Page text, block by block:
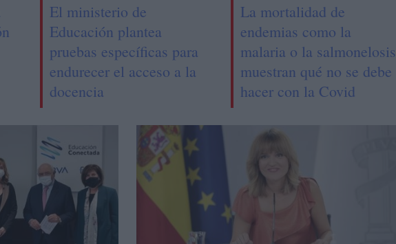
El ministerio de
Educación plantea
pruebas específicas para
endurecer el acceso a la
docencia
La mortalidad de
endemias como la
malaria o la salmonelosis
muestran qué no se debe
hacer con la Covid